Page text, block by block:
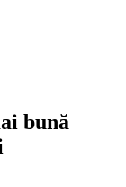
bună